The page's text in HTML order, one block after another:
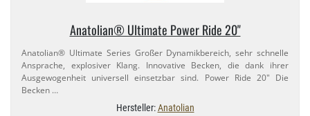
Anatolian® Ultimate Power Ride 20"
Anatolian® Ultimate Series Großer Dynamikbereich, sehr schnelle
Ansprache, explosiver Klang. Innovative Becken, die dank ihrer
Ausgewogenheit universell einsetzbar sind. Power Ride 20" Die
Becken …
Hersteller:Anatolian